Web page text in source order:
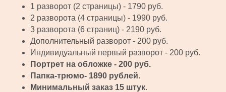
1 разворот (2 страницы) - 1790 руб.
2 разворота (4 страницы) - 1990 руб.
3 разворота (6 страниц) - 2190 руб.
Дополнительный разворот - 200 руб.
Индивидуальный первый разворот - 200 руб.
Портрет на обложке - 200 руб.
Папка-трюмо- 1890 рублей.
Минимальный заказ 15 штук.